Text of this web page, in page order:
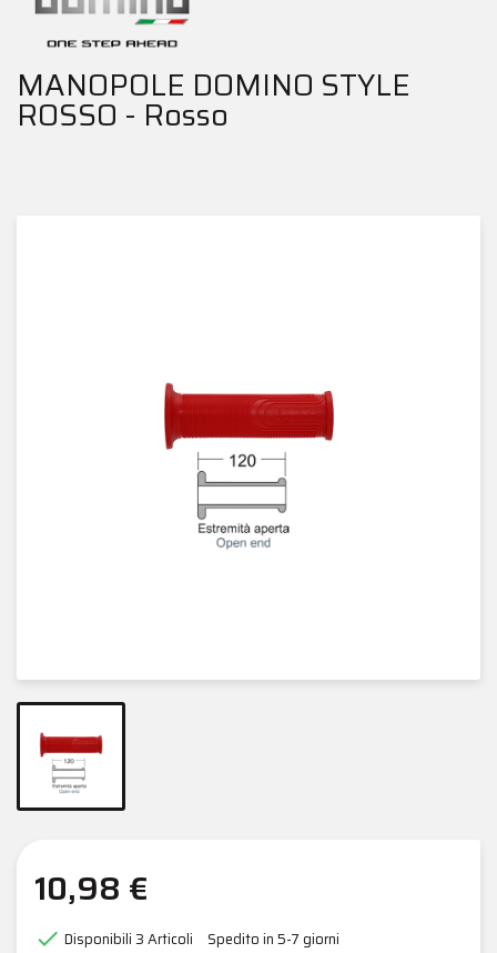
MANOPOLE DOMINO STYLE
ROSSO - Rosso
10,98 €
 Disponibili3 Articoli Spedito in 5-7 giorni